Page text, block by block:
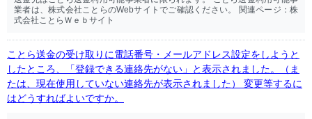
業者は、株式会社ことらのWebサイトでご確認ください。 関連ページ：株
式会社ことらＷｅｂサイト
ことら送金の受け取りに電話番号・メールアドレス設定をしようと
したところ、「登録できる連絡先がない」と表示されました。（ま
たは、現在使用していない連絡先が表示されました） 変更等するに
はどうすればよいですか。